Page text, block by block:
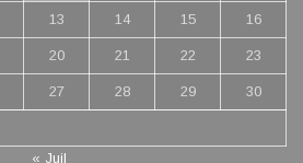
13 14 15 16
20 21 22 23
27 28 29 30
« Juil